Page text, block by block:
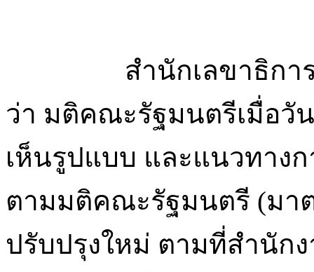
สำนักเลขาธิการคณ
ว่า มติคณะรัฐมนตรีเมื่อ
เห็นรูปแบบ และแนวทาง
ตามมติคณะรัฐมนตรี (มา
ปรับปรุงใหม่ ตามที่สำนัก